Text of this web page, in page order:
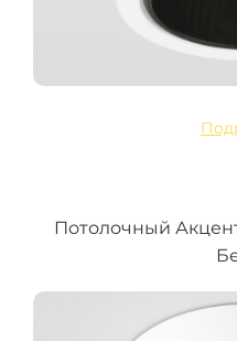
Потолочный